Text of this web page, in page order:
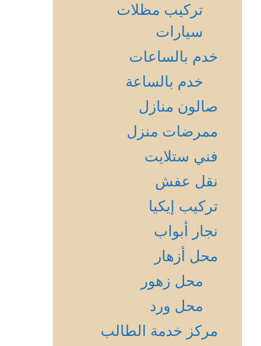
تركيب مظلات
سيارات
خدم بالساعات
خدم بالساعة
صالون منازل
ممرضات منزل
فني ستلايت
نقل عفش
تركيب إيكيا
نجار أبواب
محل أزهار
محل زهور
محل ورد
مركز خدمة الطالب